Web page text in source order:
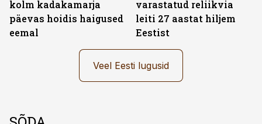
kolm kadakamarja
päevas hoidis haigused
eemal
varastatud reliikvia
leiti 27 aastat hiljem
Eestist
Veel Eesti lugusid